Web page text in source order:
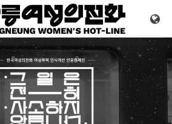
메뉴 건너뛰기